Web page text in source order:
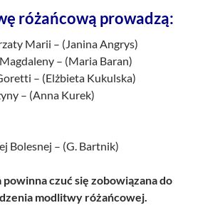
różańcową prowadzą:
Marii – (Janina Angrys)
– (Maria Baran)
– (Elżbieta Kukulska)
– (Anna Kurek)
Bolesnej – (G. Bartnik)
czuć się zobowiązana do
modlitwy różańcowej.